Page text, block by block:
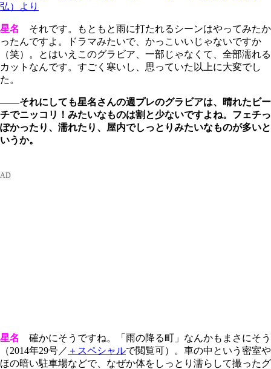
弘）より
星名
それです。もともと雨に打たれるシーンはやってみたか
ったんですよ。ドラマみたいで、かっこいいじゃないですか
（笑）。とはいえこのグラビア、一部じゃなくて、全部濡れる
カットなんです。すごく寒いし、思っていた以上に大変でし
た。
――それにしても星名さんの週プレのグラビアは、晴れたビー
チでニッコリ！みたいなものは割と少ないですよね。フェチっ
ぽかったり、濡れたり、屋内でしっとりみたいなものが多いと
いうか。
星名
確かにそうですね。「雨の降る町」なんかもまさにそう
（2014年29号／ ＋スペシャルで閲覧可）。車の中という密室や
ほの暗い駐車場などで、なぜか体をしっとり濡らして撮ったグ